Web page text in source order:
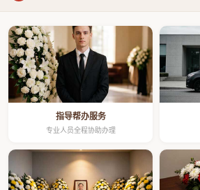
指导帮办服务
专业人员全程协助办理